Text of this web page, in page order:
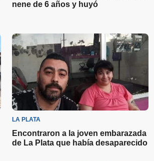
nene de 6 años y huyó
LA PLATA
Encontraron a la joven embarazada
de La Plata que había desaparecido